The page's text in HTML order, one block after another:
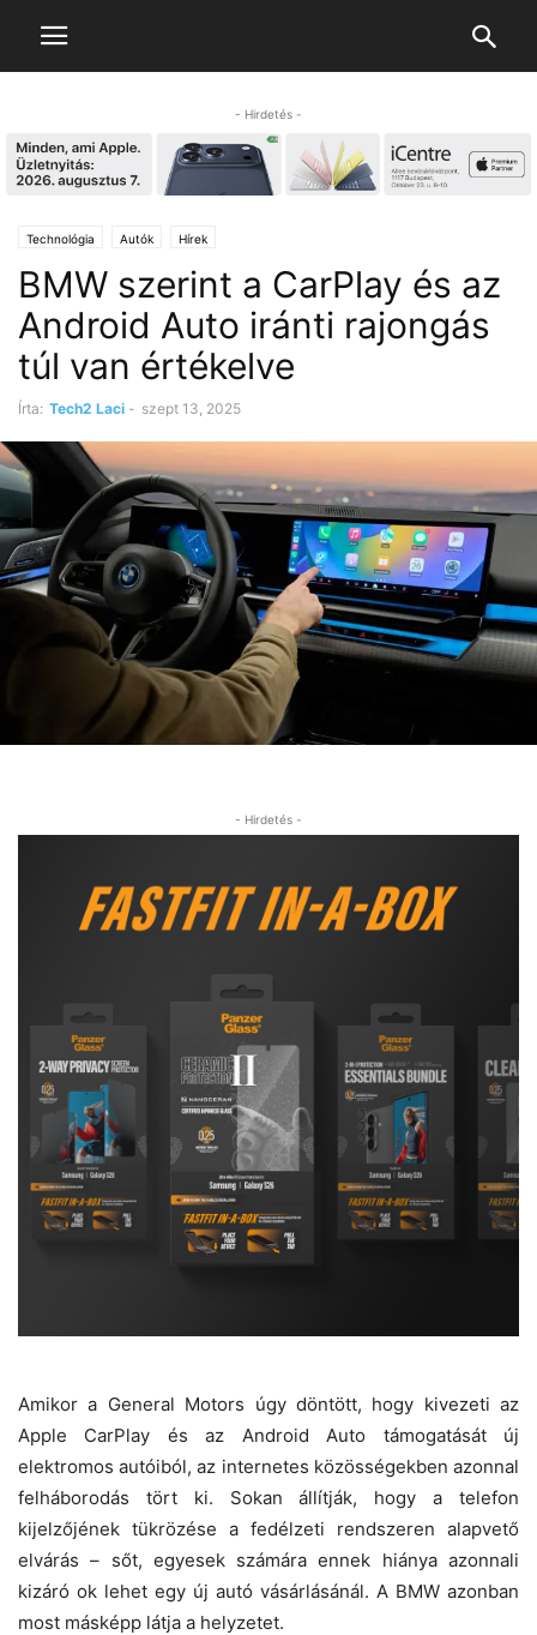
- Hirdetés -
Technológia Autók Hírek
BMW szerint a CarPlay és az
Android Auto iránti rajongás
túl van értékelve
Írta: Tech2 Laci - szept 13, 2025
- Hirdetés -
Amikor a General Motors úgy döntött, hogy kivezeti az
Apple CarPlay és az Android Auto támogatását új
elektromos autóiból, az internetes közösségekben azonnal
felháborodás tört ki. Sokan állítják, hogy a telefon
kijelzőjének tükrözése a fedélzeti rendszeren alapvető
elvárás – sőt, egyesek számára ennek hiánya azonnali
kizáró ok lehet egy új autó vásárlásánál. A BMW azonban
most másképp látja a helyzetet.